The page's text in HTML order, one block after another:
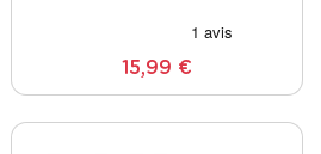
15,99 €